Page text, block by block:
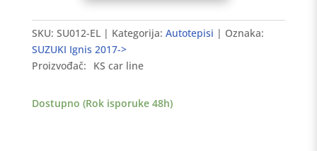
SUZUKI
Ignis
2017-
>
količina
SKU: SU012-EL Kategorija: Autotepisi
Oznaka:
SUZUKI Ignis 2017->
Proizvođač:
KS car line
Dostupno (Rok isporuke 48h)